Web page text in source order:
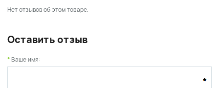
Нет отзывов об этом товаре.
Оставить отзыв
Ваше имя: